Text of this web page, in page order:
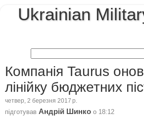
Ukrainian
Компанія Taurus
лінійку бюджетних
четвер, 2 березня 2017 р.
підготував Андрій Шинко о 18:12